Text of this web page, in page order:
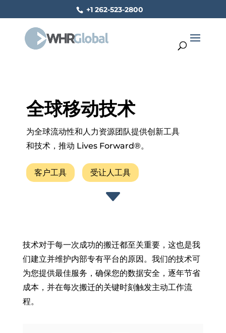
+1 262-523-2800
全球移动技术
为全球流动性和人力资源团队提供创新工具
和技术，推动 Lives Forward®。
客户工具 受让人工具
C
技术对于每一次成功的搬迁都至关重要，这也是我
们建立并维护内部专有平台的原因。我们的技术可
为您提供最佳服务，确保您的数据安全，逐年节省
成本，并在每次搬迁的关键时刻触发主动工作流
程。